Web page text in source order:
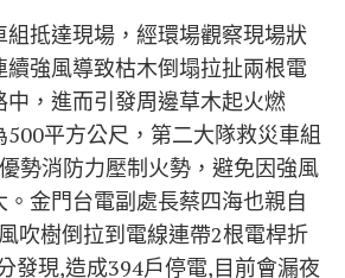
抵達現場，經環場觀察現場狀
續強風導致枯木倒塌拉扯兩根電
，進而引發周邊草木起火燃
平方公尺，第二大隊救災車組
勢消防力壓制火勢，避免因強風
金門台電副處長蔡四海也親自
吹樹倒拉到電線連帶2根電桿折
發現,造成394戶停電,目前會漏夜